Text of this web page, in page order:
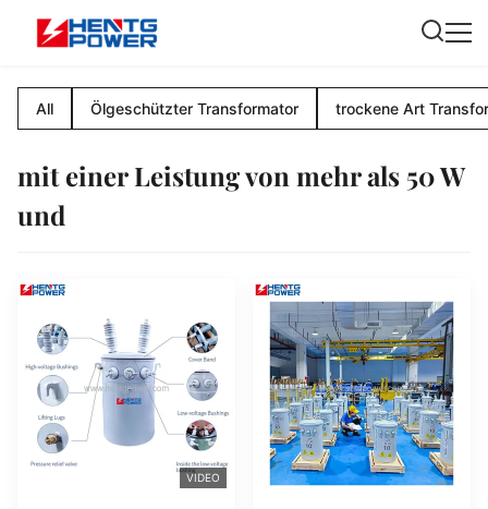
All Ölgeschützter Transformator trockene Art
mit einer Leistung von mehr als 50 W
und
VIDEO